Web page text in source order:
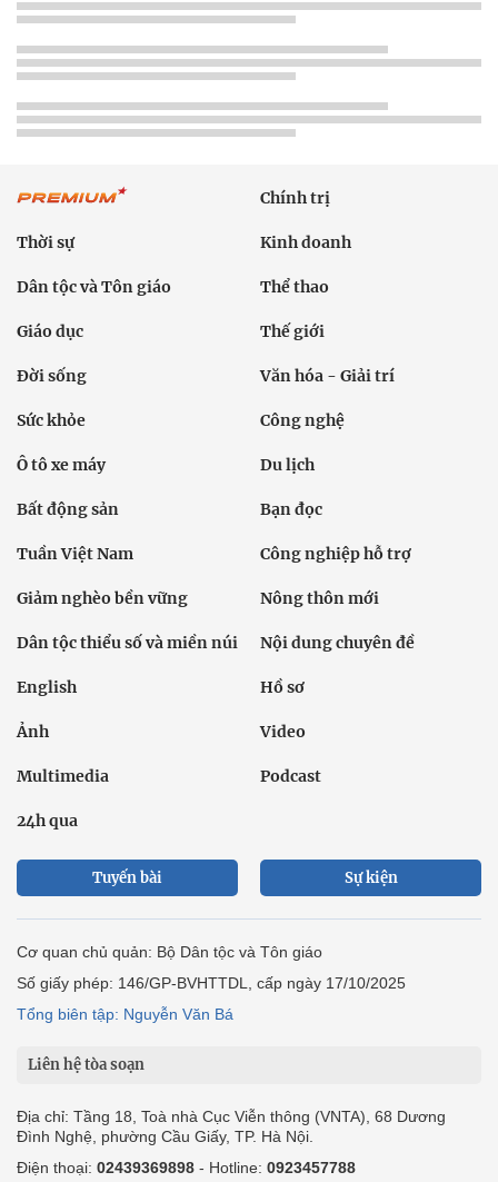
Chính trị
Thời sự Kinh doanh
Dân tộc và Tôn giáo Thể thao
Giáo dục Thế giới
Đời sống Văn hóa - Giải trí
Sức khỏe Công nghệ
Ô tô xe máy Du lịch
Bất động sản Bạn đọc
Tuần Việt Nam Công nghiệp hỗ trợ
Giảm nghèo bền vững Nông thôn mới
Dân tộc thiểu số và miền núi Nội dung chuyên đề
English Hồ sơ
Ảnh Video
Multimedia Podcast
24h qua
Tuyến bài Sự kiện
Cơ quan chủ quản: Bộ Dân tộc và Tôn giáo
Số giấy phép: 146/GP-BVHTTDL, cấp ngày 17/10/2025
Tổng biên tập: Nguyễn Văn Bá
Liên hệ tòa soạn
Địa chỉ: Tầng 18, Toà nhà Cục Viễn thông (VNTA), 68 Dương
Đình Nghệ, phường Cầu Giấy, TP. Hà Nội.
Điện thoại: 02439369898 - Hotline: 0923457788